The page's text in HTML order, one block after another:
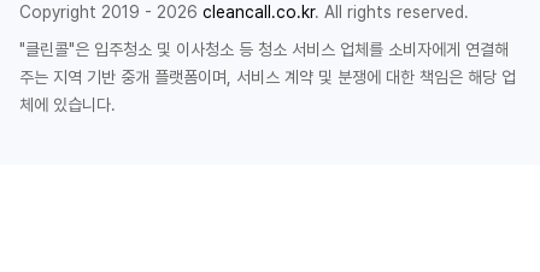
Copyright 2019 - 2026 cleancall.co.kr. All rights reserved.
"클린콜"은 입주청소 및 이사청소 등 청소 서비스 업체를 소비자에게 연결해
주는 지역 기반 중개 플랫폼이며, 서비스 계약 및 분쟁에 대한 책임은 해당 업
체에 있습니다.